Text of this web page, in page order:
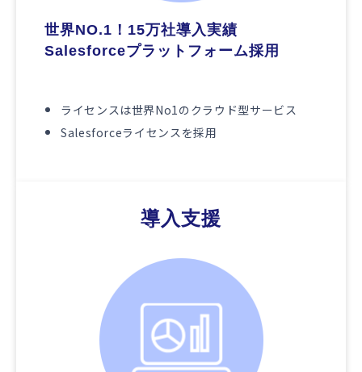
世界NO.1！15万社導入実績
Salesforceプラットフォーム採用
ライセンスは世界No1のクラウド型サービス
Salesforceライセンスを採用
導入支援